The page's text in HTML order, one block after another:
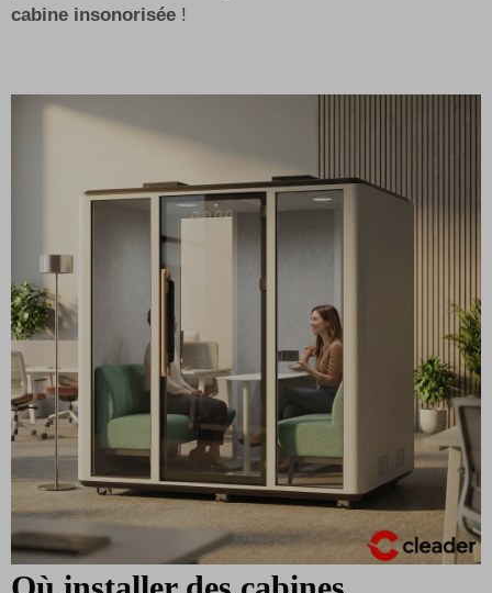
cabine insonorisée !